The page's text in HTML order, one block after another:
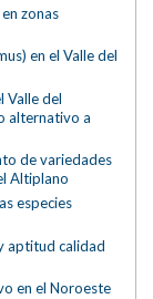
zonas
en el Valle del
Valle del
alternativo a
de variedades
Altiplano
especies
aptitud calidad
en el Noroeste